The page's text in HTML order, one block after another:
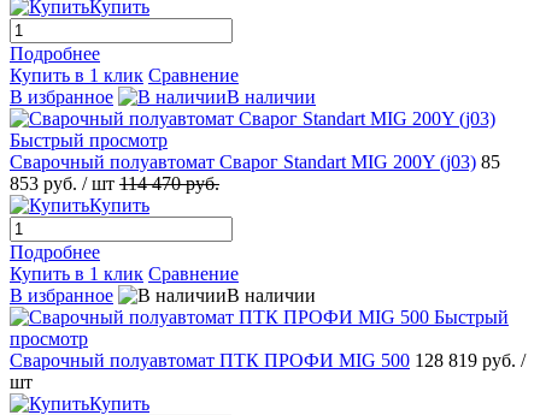
Купить
Подробнее
Купить в 1 клик Сравнение
В избранное
В наличии
Быстрый просмотр
Сварочный полуавтомат Сварог Standart MIG 200Y (j03) 85
853 руб. / шт 114 470 руб.
Купить
Подробнее
Купить в 1 клик Сравнение
В избранное
В наличии
Быстрый
просмотр
Сварочный полуавтомат ПТК ПРОФИ MIG 500 128 819 руб. /
шт
Купить